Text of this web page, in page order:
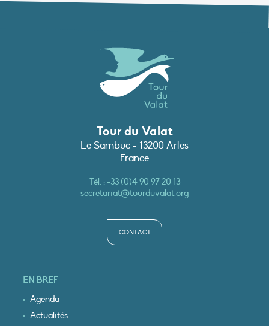
Tour du Valat
Le Sambuc - 13200 Arles
France
Tél. :+33 (0)4 90 97 20 13
secretariat@tourduvalat.org
CONTACT
EN BREF
Agenda
Actualités